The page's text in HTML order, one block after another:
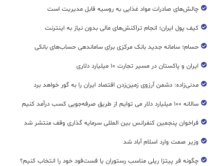
چالش‌های صادرات مواد غذایی به روسیه قابل مدیریت است
کیف پول ایران؛ انجام تراکنش‌های مالی بدون نیاز به اینترنت
حسام؛ سامانه جدید بانک مرکزی برای ساماندهی حساب‌های بانکی
ایران و پاکستان در مسیر تجارت ۱۰ میلیارد دلاری
مدنی‌زاده: دشمن آرزوی زمین‌زدن اقتصاد ایران را به گور خواهد برد
سالانه ۱۰۰ میلیارد دلار می توایم از طریق صرفه‌جویی کسب درآمد کنیم
فراخوان پنجمین کنفرانس بین المللی سرمایه گذاری وقف منتشر شد
وزیر صمت وارد اسلام آباد شد
چگونه فر پیتزا ریلی مناسب رستوران یا فست‌فود خود را انتخاب کنیم؟